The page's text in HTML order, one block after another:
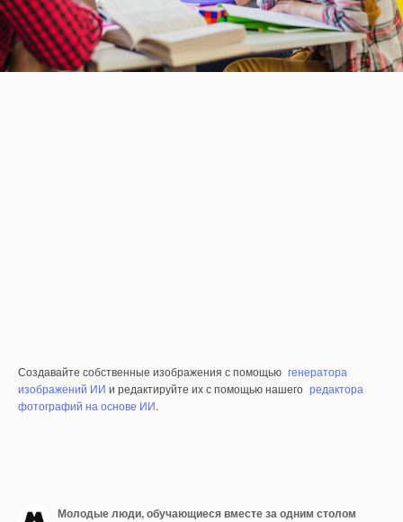
Создавайте собственные изображения с помощью генератора
изображений ИИ и редактируйте их с помощью нашего редактора
фотографий на основе ИИ.
Молодые люди, обучающиеся вместе за одним столом